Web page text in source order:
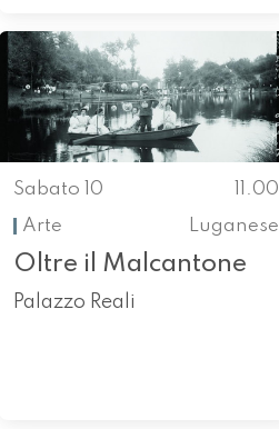
Sabato 10
11.00
Arte
Luganese
Oltre il Malcantone
Palazzo Reali